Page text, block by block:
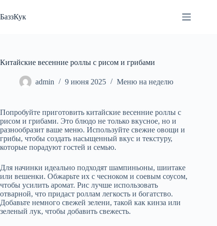
к
сути
БаззКук
Китайские весенние роллы с рисом и грибами
admin 9 июня 2025 Меню на неделю
Попробуйте приготовить китайские весенние роллы с
рисом и грибами. Это блюдо не только вкусное, но и
разнообразит ваше меню. Используйте свежие овощи и
грибы, чтобы создать насыщенный вкус и текстуру,
которые порадуют гостей и семью.
Для начинки идеально подходят шампиньоны, шиитаке
или вешенки. Обжарьте их с чесноком и соевым соусом,
чтобы усилить аромат. Рис лучше использовать
отварной, что придаст роллам легкость и богатство.
Добавьте немного свежей зелени, такой как кинза или
зеленый лук, чтобы добавить свежесть.